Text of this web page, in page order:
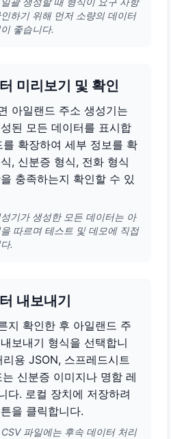
하기 위해 먼저 소량의 데이터
좋습니다.
미리보기 및 확인
아일랜드 주소 생성기는
된 모든 데이터를 표시합
를 확장하여 세부 정보를 확
, 신분증 형식, 전화 형식
충족하는지 확인할 수 있
기가 생성한 모든 데이터는 아
따르며 테스트 및 데모에 직접
.
내보내기
지 확인한 후 아일랜드 주
보내기 형식을 선택합니
용 JSON, 스프레드시트
신분증 이미지나 명함 레
다. 로컬 장치에 저장하려
을 클릭합니다.
파일에는 후속 데이터 처리